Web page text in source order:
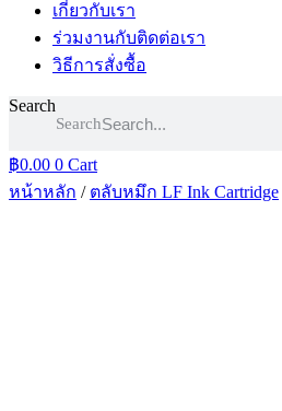
เกี่ยวกับเรา
ร่วมงานกับติดต่อเรา
วิธีการสั่งซื้อ
Search
Search
฿0.00 0 Cart
หน้าหลัก / ตลับหมึก LF Ink Cartridge